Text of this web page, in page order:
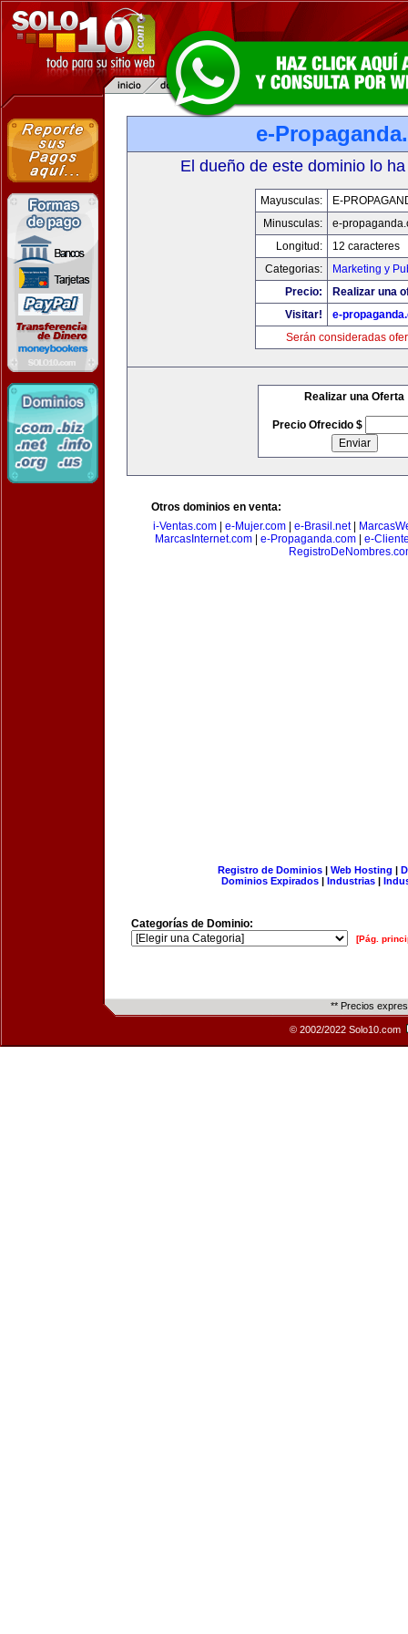
e-
El dueño de este dominio lo
Mayusculas:
E-
Minusculas:
e-
Longitud:
12 caracteres
Categorias:
Marketing y
Precio:
Realizar una
Visitar!
e-
Serán consideradas
Realizar una Oferta
Precio Ofrecido $
Otros dominios en venta:
i-Ventas.com
e-Mujer.com e-Brasil.net|
MarcasInternet.com| e-Propaganda.com| e-
Registro de Dominios| Web Hosting |
Dominios Expirados | Industrias |
Categorías de Dominio:
[Pág.
** Precios
© 2002/2022 Solo10.com